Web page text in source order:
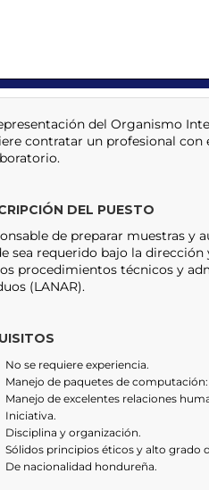
del Organismo
contratar un profesional
DEL PUESTO
de preparar muestras y
sea requerido bajo la
procedimientos técnicos y
(LANAR).
No se requiere experiencia.
Manejo de paquetes de
Manejo de excelentes relaciones
Iniciativa.
Disciplina y organización.
Sólidos principios éticos y alto grado
De nacionalidad hondureña.